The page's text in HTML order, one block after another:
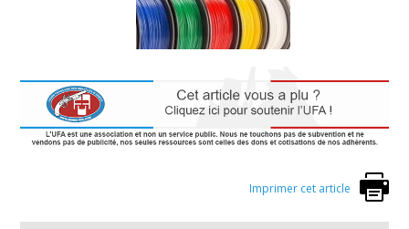
Imprimer cet article